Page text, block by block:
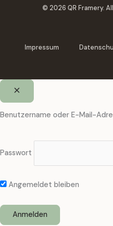
© 2026 QR Framery.
Impressum
Benutzername oder E-Mail-
Passwort
Angemeldet bleiben